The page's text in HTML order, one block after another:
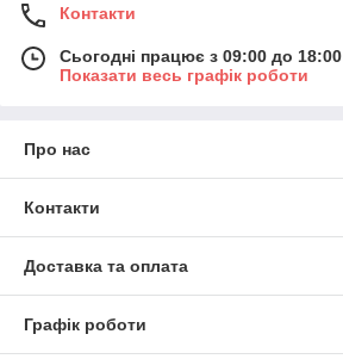
Контакти
Сьогодні працює з 09:00 до 18:00
Показати весь графік роботи
Про нас
Контакти
Доставка та оплата
Графік роботи